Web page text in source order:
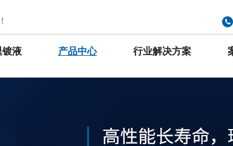
镀液 产品中心 行业解决方案